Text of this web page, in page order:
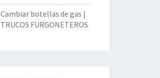
Cambiar botellas de gas |
TRUCOS FURGONETEROS